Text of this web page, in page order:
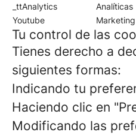
_ttAnalytics
Analíticas
Youtube
Marketing
Tu control de las
Tienes derecho a
siguientes formas:
Indicando tu
Haciendo clic en
Modificando las